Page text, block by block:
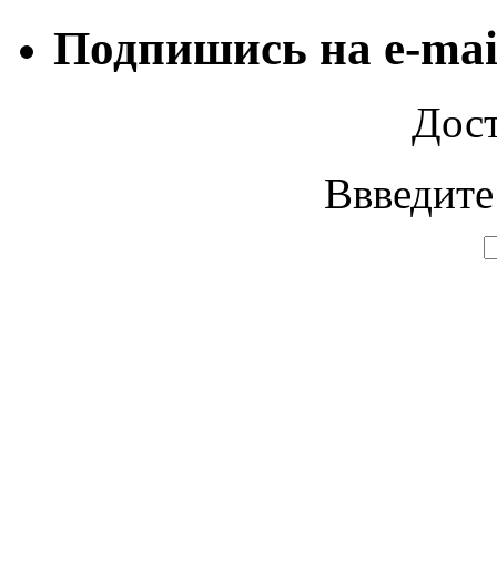
Подпишись на e-